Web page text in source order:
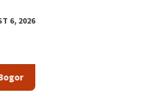
6, 2026
Tujuh Medali di Pusrehab